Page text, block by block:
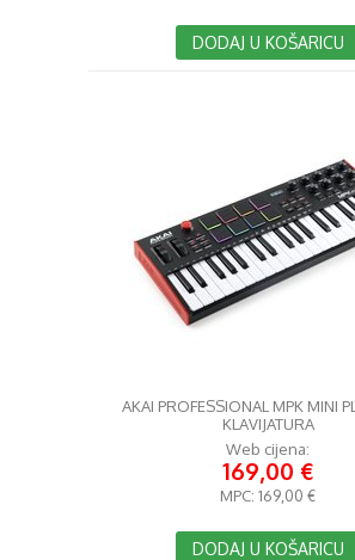
DODAJ U KOŠARICU
AKAI PROFESSIONAL MPK MINI
KLAVIJATURA
Web cijena:
169,00 €
MPC: 169,00 €
DODAJ U KOŠARICU